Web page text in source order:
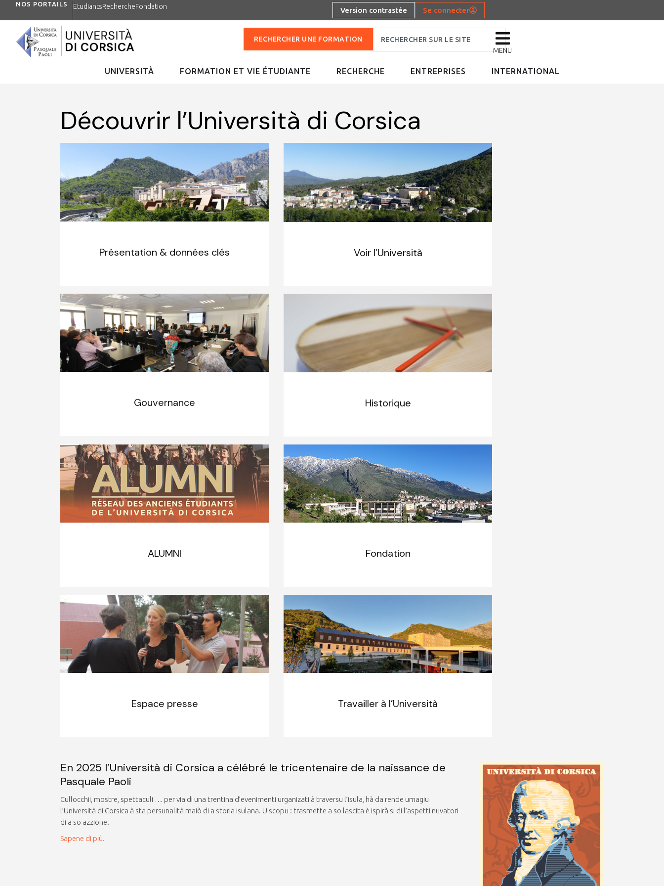
NOS PORTAILS EtudiantsRechercheFondation Version contrastée Se connecter
RECHERCHER UNE FORMATION
MENU
UNIVERSITÀ FORMATION ET VIE ÉTUDIANTE RECHERCHE ENTREPRISES INTERNATIONAL
Découvrir l’Università di Corsica
Présentation & données clés
Gouvernance
Voir l’Università
Historique
ALUMNI
Espace presse
Fondation
Travailler à l’Università
En 2025 l’Università di Corsica a célébré le tricentenaire de la naissance de
Pasquale Paoli
Cullocchii, mostre, spettaculi … per via di una trentina d’evenimenti urganizati à traversu l’isula, hà da rende umagiu
l’Università di Corsica à sta persunalità maiò di a storia isulana. U scopu : trasmette a so lascita è ispirà si di l’aspetti nuvatori
di a so azzione.
Sapene di più.